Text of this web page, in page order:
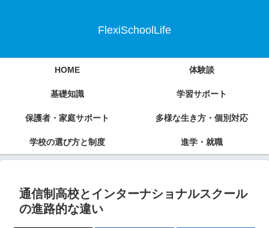
FlexiSchoolLife
HOME 体験談
基礎知識 学習サポート
保護者・家庭サポート 多様な生き方・個別対応
学校の選び方と制度 進学・就職
通信制高校とインターナショナルスクール
の進路的な違い